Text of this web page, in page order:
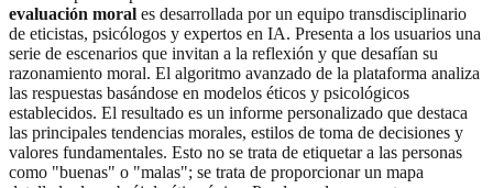
evaluación moral es desarrollada por un equipo transdisciplinario
de eticistas, psicólogos y expertos en IA. Presenta a los usuarios una
serie de escenarios que invitan a la reflexión y que desafían su
razonamiento moral. El algoritmo avanzado de la plataforma analiza
las respuestas basándose en modelos éticos y psicológicos
establecidos. El resultado es un informe personalizado que destaca
las principales tendencias morales, estilos de toma de decisiones y
valores fundamentales. Esto no se trata de etiquetar a las personas
como "buenas" o "malas"; se trata de proporcionar un mapa